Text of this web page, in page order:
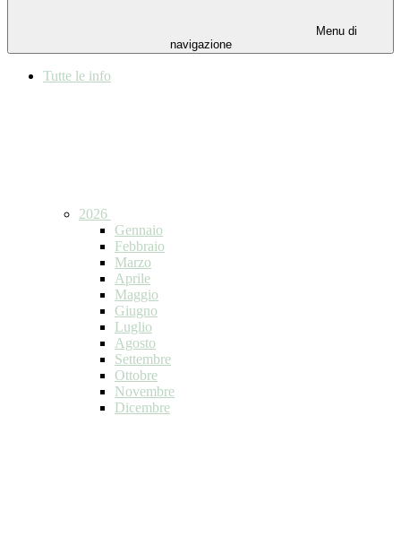
Menu di
navigazione
Tutte le info
2026
Gennaio
Febbraio
Marzo
Aprile
Maggio
Giugno
Luglio
Agosto
Settembre
Ottobre
Novembre
Dicembre